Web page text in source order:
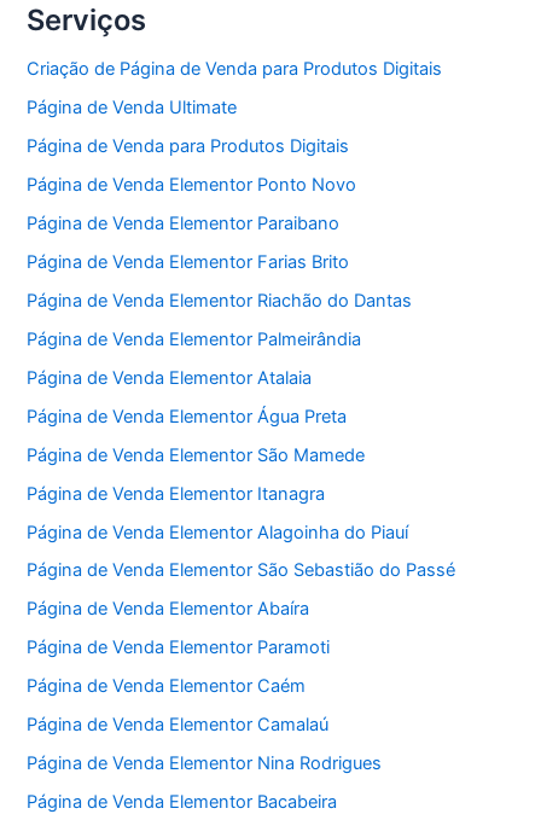
Serviços
Criação de Página de Venda para Produtos Digitais
Página de Venda Ultimate
Página de Venda para Produtos Digitais
Página de Venda Elementor Ponto Novo
Página de Venda Elementor Paraibano
Página de Venda Elementor Farias Brito
Página de Venda Elementor Riachão do Dantas
Página de Venda Elementor Palmeirândia
Página de Venda Elementor Atalaia
Página de Venda Elementor Água Preta
Página de Venda Elementor São Mamede
Página de Venda Elementor Itanagra
Página de Venda Elementor Alagoinha do Piauí
Página de Venda Elementor São Sebastião do Passé
Página de Venda Elementor Abaíra
Página de Venda Elementor Paramoti
Página de Venda Elementor Caém
Página de Venda Elementor Camalaú
Página de Venda Elementor Nina Rodrigues
Página de Venda Elementor Bacabeira